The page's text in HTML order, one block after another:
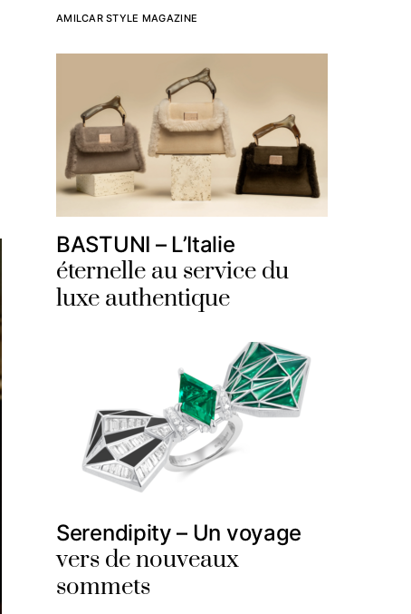
AMILCAR STYLE MAGAZINE
BASTUNI – L’Italie
éternelle au service du
luxe authentique
Serendipity – Un voyage
vers de nouveaux
sommets